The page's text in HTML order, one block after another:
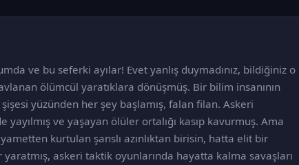
ve bu seferki ayılar! Evet yanlış duymadınız, bildiğiniz o
ölümcül yaratıklara dönüşmüş. Bir bilim insanının
yüzünden her şey başlamış, falan filan. Askeri
ve yaşayan ölüler ortalığı kasıp kavurmuş. Ama
kurtulan şanslı azınlıktan birisin, hatta elit bir
yaratmış, askeri taktik oyunlarında hayatta kalma savaşları